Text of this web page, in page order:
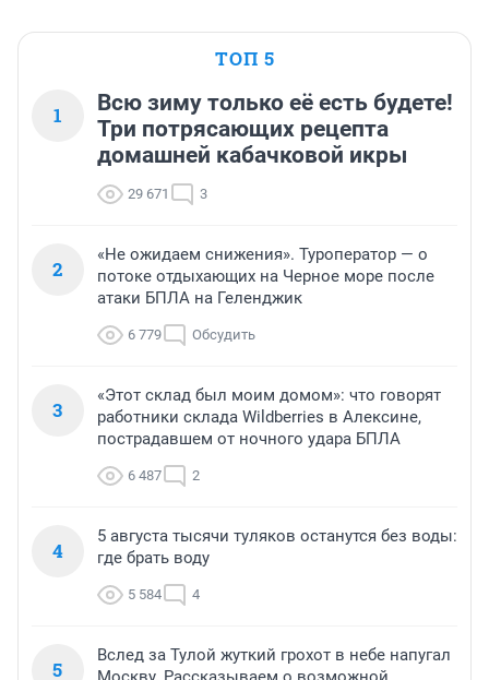
ТОП 5
1
Всю зиму только её есть будете!
Три потрясающих рецепта
домашней кабачковой икры
29 671 3
2
«Не ожидаем снижения». Туроператор — о
потоке отдыхающих на Черное море после
атаки БПЛА на Геленджик
6 779 Обсудить
3
«Этот склад был моим домом»: что говорят
работники склада Wildberries в Алексине,
пострадавшем от ночного удара БПЛА
6 487 2
4
5 августа тысячи туляков останутся без воды:
где брать воду
5 584 4
5
Вслед за Тулой жуткий грохот в небе напугал